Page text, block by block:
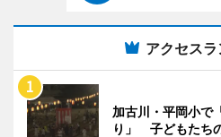
アクセス
加古川・平岡小で
り」 子どもたち